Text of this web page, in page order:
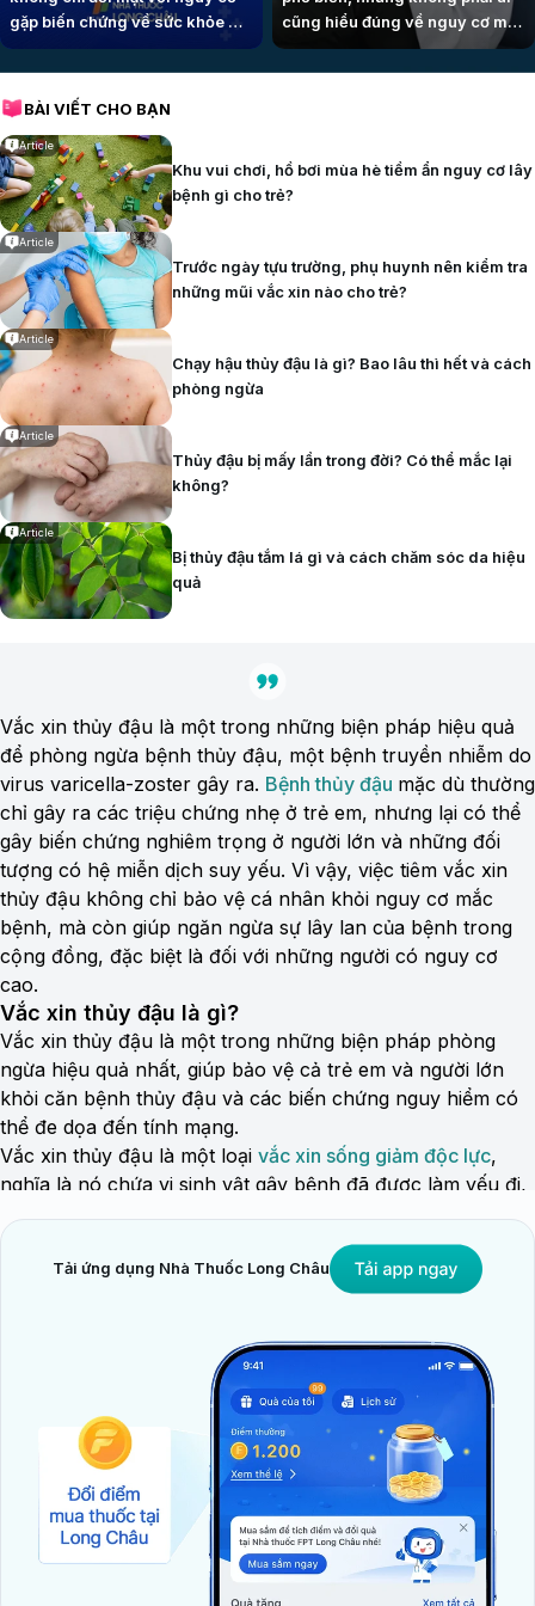
gặp biến chứng về sức khỏe mà
còn có thể ảnh hưởng đến sự
phát triển của thai nhi. Vậy căn
bệnh này nguy hiểm như thế
nào trong thai kỳ và cần lưu ý
những gì để bảo vệ mẹ và bé?
cũng hiểu đúng về nguy cơ mắc
bệnh và khả năng miễn dịch.
Trang bị kiến thức chính xác sẽ
BÀI VIẾT CHO BẠN
Article
Khu vui chơi, hồ bơi mùa hè tiềm ẩn nguy cơ lây
bệnh gì cho trẻ?
Article
Trước ngày tựu trường, phụ huynh nên kiểm tra
những mũi vắc xin nào cho trẻ?
Article
Chạy hậu thủy đậu là gì? Bao lâu thì hết và cách
phòng ngừa
Article
Thủy đậu bị mấy lần trong đời? Có thể mắc lại
không?
Article
Bị thủy đậu tắm lá gì và cách chăm sóc da hiệu
quả
Vắc xin thủy đậu là một trong những biện pháp hiệu quả
để phòng ngừa bệnh thủy đậu, một bệnh truyền nhiễm do
virus varicella-zoster gây ra. Bệnh thủy đậu mặc dù thường
chỉ gây ra các triệu chứng nhẹ ở trẻ em, nhưng lại có thể
gây biến chứng nghiêm trọng ở người lớn và những đối
tượng có hệ miễn dịch suy yếu. Vì vậy, việc tiêm vắc xin
thủy đậu không chỉ bảo vệ cá nhân khỏi nguy cơ mắc
bệnh, mà còn giúp ngăn ngừa sự lây lan của bệnh trong
cộng đồng, đặc biệt là đối với những người có nguy cơ
cao.
Vắc xin thủy đậu là gì?
Vắc xin thủy đậu là một trong những biện pháp phòng
ngừa hiệu quả nhất, giúp bảo vệ cả trẻ em và người lớn
khỏi căn bệnh thủy đậu và các biến chứng nguy hiểm có
thể đe dọa đến tính mạng.
Vắc xin thủy đậu là một loại vắc xin sống giảm độc lực,
nghĩa là nó chứa vi sinh vật gây bệnh đã được làm yếu đi,
Tuy nhiên, vắc xin vẫn đủ mạnh để kích thích hệ miễn
dịch sản sinh ra kháng thể, giúp cơ thể nhận diện và tiêu
diệt mầm bệnh khi gặp phải trong tương lai. Cụ thể, vắc xin
đã được suy yếu, được tiêm vào bắp tay. Sau khi tiêm, hệ
miễn dịch sẽ tạo ra các kháng thể chống lại virus, giúp
ngăn ngừa nhiễm trùng khi tiếp xúc với virus thực sự sau
Tại sao cần tiêm vắc xin thủy đậu?
Vắc xin thủy đậu
có hiệu quả bảo vệ khoảng 90%, đặc biệt
hiệu quả hơn khi trẻ được tiêm đầy đủ hai liều. Với vắc xin
thủy đậu, bạn không cần phải lo ngại về các tác dụng phụ
nghiêm trọng mà bệnh có thể gây ra, chẳng hạn như
Tải ứng dụng Nhà Thuốc Long Châu